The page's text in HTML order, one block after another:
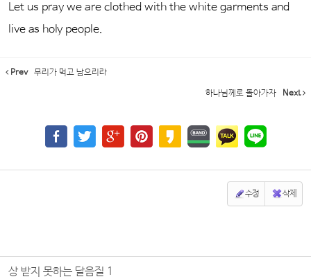
Let us pray we are clothed with the white garments and
live as holy people.
Prev 무리가 먹고 남으리라
하나님께로 돌아가자 Next
수정 삭제
상 받지 못하는 달음질 1